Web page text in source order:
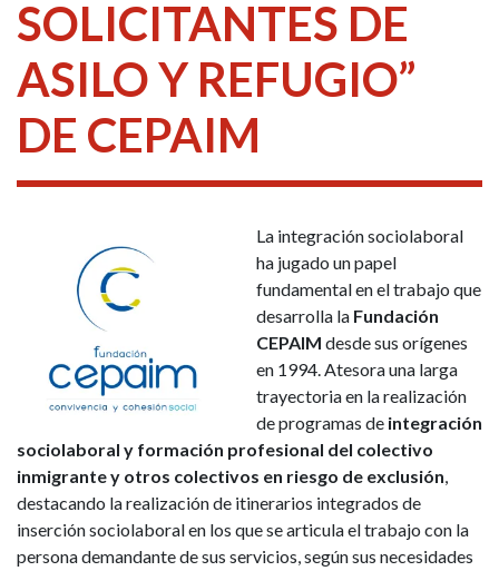
SOLICITANTES DE
ASILO Y REFUGIO”
DE CEPAIM
La integración sociolaboral
ha jugado un papel
fundamental en el trabajo que
desarrolla la Fundación
CEPAIM desde sus orígenes
en 1994. Atesora una larga
trayectoria en la realización
de programas de integración
sociolaboral y formación profesional del colectivo
inmigrante y otros colectivos en riesgo de exclusión,
destacando la realización de itinerarios integrados de
inserción sociolaboral en los que se articula el trabajo con la
persona demandante de sus servicios, según sus necesidades